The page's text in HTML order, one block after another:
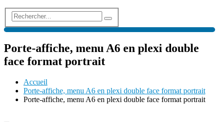
Porte-affiche, menu A6 en plexi double
face format portrait
Accueil
Porte-affiche, menu A6 en plexi double face format portrait
Porte-affiche, menu A6 en plexi double face format portrait